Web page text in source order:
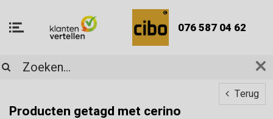
076 587 04 62
Terug
Producten getagd met cerino